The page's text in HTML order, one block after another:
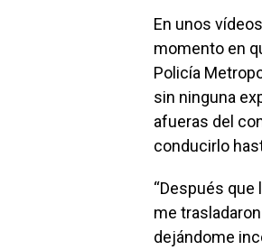
En unos
momento en
Policía
sin ninguna
afueras del
conducirlo
“Después que
me
dejándome